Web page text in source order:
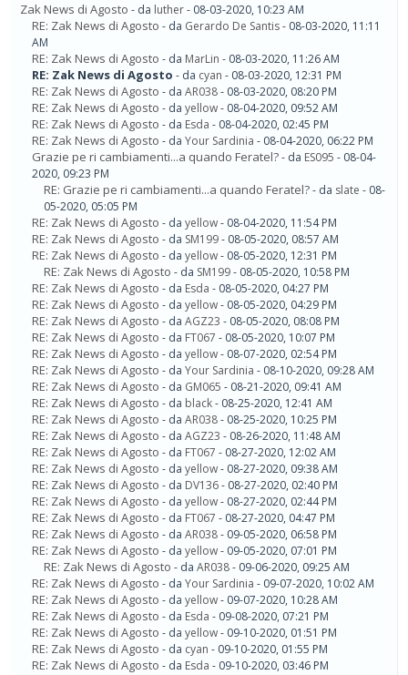
Zak News di Agosto - da luther- 08-03-2020, 10:23 AM
RE: Zak News di Agosto - da Gerardo De Santis- 08-03-2020, 11:11
AM
RE: Zak News di Agosto - da MarLin - 08-03-2020, 11:26 AM
RE: Zak News di Agosto - da cyan - 08-03-2020, 12:31 PM
RE: Zak News di Agosto - da AR038- 08-03-2020, 08:20 PM
RE: Zak News di Agosto - da yellow- 08-04-2020, 09:52 AM
RE: Zak News di Agosto - da Esda - 08-04-2020, 02:45 PM
RE: Zak News di Agosto - da Your Sardinia - 08-04-2020, 06:22 PM
Grazie pe ri cambiamenti...a quando Feratel?- da ES095 - 08-04-
2020, 09:23 PM
RE: Grazie pe ri cambiamenti...a quando Feratel?- da slate - 08-
05-2020, 05:05 PM
RE: Zak News di Agosto - da yellow- 08-04-2020, 11:54 PM
RE: Zak News di Agosto - da SM199- 08-05-2020, 08:57 AM
RE: Zak News di Agosto - da yellow- 08-05-2020, 12:31 PM
RE: Zak News di Agosto - da SM199- 08-05-2020, 10:58 PM
RE: Zak News di Agosto - da Esda - 08-05-2020, 04:27 PM
RE: Zak News di Agosto - da yellow- 08-05-2020, 04:29 PM
RE: Zak News di Agosto - da AGZ23 - 08-05-2020, 08:08 PM
RE: Zak News di Agosto - da FT067 - 08-05-2020, 10:07 PM
RE: Zak News di Agosto - da yellow- 08-07-2020, 02:54 PM
RE: Zak News di Agosto - da Your Sardinia - 08-10-2020, 09:28 AM
RE: Zak News di Agosto - da GM065 - 08-21-2020, 09:41 AM
RE: Zak News di Agosto - da black- 08-25-2020, 12:41 AM
RE: Zak News di Agosto - da AR038- 08-25-2020, 10:25 PM
RE: Zak News di Agosto - da AGZ23 - 08-26-2020, 11:48 AM
RE: Zak News di Agosto - da FT067 - 08-27-2020, 12:02 AM
RE: Zak News di Agosto - da yellow- 08-27-2020, 09:38 AM
RE: Zak News di Agosto - da DV136- 08-27-2020, 02:40 PM
RE: Zak News di Agosto - da yellow- 08-27-2020, 02:44 PM
RE: Zak News di Agosto - da FT067 - 08-27-2020, 04:47 PM
RE: Zak News di Agosto - da AR038- 09-05-2020, 06:58 PM
RE: Zak News di Agosto - da yellow- 09-05-2020, 07:01 PM
RE: Zak News di Agosto - da AR038- 09-06-2020, 09:25 AM
RE: Zak News di Agosto - da Your Sardinia - 09-07-2020, 10:02 AM
RE: Zak News di Agosto - da yellow- 09-07-2020, 10:28 AM
RE: Zak News di Agosto - da Esda - 09-08-2020, 07:21 PM
RE: Zak News di Agosto - da yellow- 09-10-2020, 01:51 PM
RE: Zak News di Agosto - da cyan - 09-10-2020, 01:55 PM
RE: Zak News di Agosto - da Esda - 09-10-2020, 03:46 PM